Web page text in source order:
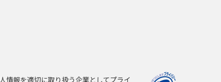
情報を適切に取り扱う企業としてプライ